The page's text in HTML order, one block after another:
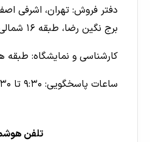
دفتر فروش: تهران، اشرفی
برج نگین رضا، طبقه ۱۶ شمالی، واحد ۱۶۰۲
کارشناسی و نمایشگاه:
ساعات پاسخگویی: ۹:۳۰ تا ۱۶:۳۰
تلفن